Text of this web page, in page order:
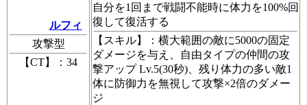
ルフィ
攻撃型
【CT】
：34
自分を1回まで戦闘不能時に体力を100%回
復して復活する
【スキル】
：横大範囲の敵に5000の固定
ダメージを与え、自由タイプの仲間の攻
撃アップ Lv.5(30秒)、残り体力の多い敵1
体に防御力を無視して攻撃×2倍のダメー
ジ